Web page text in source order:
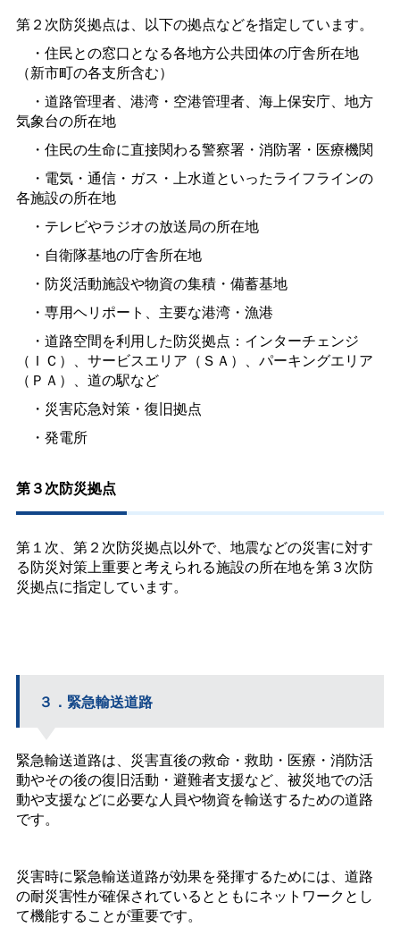
第２次防災拠点は、以下の拠点などを指定しています。
・住民との窓口となる各地方公共団体の庁舎所在地
（新市町の各支所含む）
・道路管理者、港湾・空港管理者、海上保安庁、地方
気象台の所在地
・住民の生命に直接関わる警察署・消防署・医療機関
・電気・通信・ガス・上水道といったライフラインの
各施設の所在地
・テレビやラジオの放送局の所在地
・自衛隊基地の庁舎所在地
・防災活動施設や物資の集積・備蓄基地
・専用ヘリポート、主要な港湾・漁港
・道路空間を利用した防災拠点：インターチェンジ
（ＩＣ）、サービスエリア（ＳＡ）、パーキングエリア
（ＰＡ）、道の駅など
・災害応急対策・復旧拠点
・発電所
第３次防災拠点
第１次、第２次防災拠点以外で、地震などの災害に対す
る防災対策上重要と考えられる施設の所在地を第３次防
災拠点に指定しています。
３．緊急輸送道路
緊急輸送道路は、災害直後の救命・救助・医療・消防活
動やその後の復旧活動・避難者支援など、被災地での活
動や支援などに必要な人員や物資を輸送するための道路
です。
災害時に緊急輸送道路が効果を発揮するためには、道路
の耐災害性が確保されているとともにネットワークとし
て機能することが重要です。